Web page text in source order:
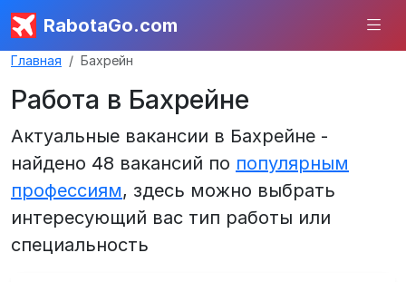
RabotaGo.com
Главная Бахрейн
Работа в Бахрейне
Актуальные вакансии в Бахрейне -
найдено 48 вакансий по популярным
профессиям, здесь можно выбрать
интересующий вас тип работы или
специальность